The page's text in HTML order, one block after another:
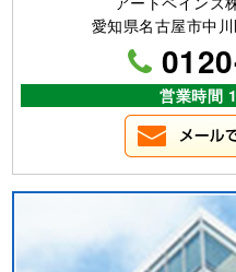
愛知県名古屋市中
営業時間